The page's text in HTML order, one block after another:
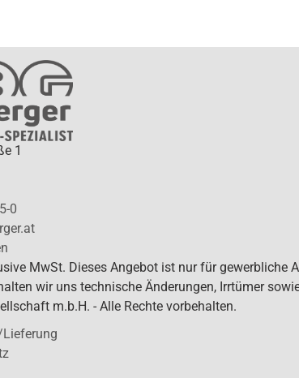
1
0
MwSt. Dieses Angebot ist nur für
wir uns technische Änderungen, Irrtümer
m.b.H. - Alle Rechte vorbehalten.